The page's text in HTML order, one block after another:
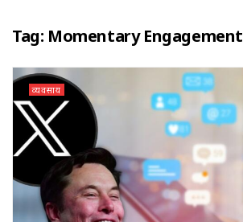
Tag: Momentary Engagement
व्यवसाय